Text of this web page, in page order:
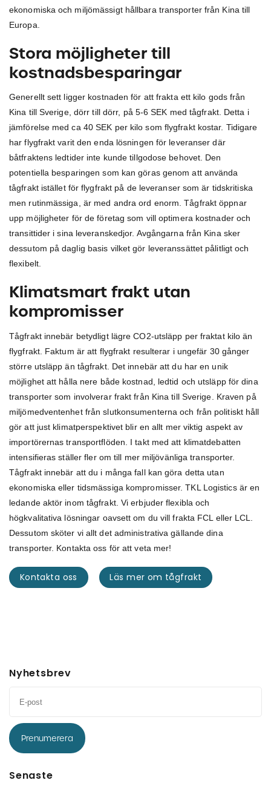
ekonomiska och miljömässigt hållbara transporter från Kina till
Europa.
Stora möjligheter till
kostnadsbesparingar
Generellt sett ligger kostnaden för att frakta ett kilo gods från
Kina till Sverige, dörr till dörr, på 5-6 SEK med tågfrakt. Detta i
jämförelse med ca 40 SEK per kilo som flygfrakt kostar. Tidigare
har flygfrakt varit den enda lösningen för leveranser där
båtfraktens ledtider inte kunde tillgodose behovet. Den
potentiella besparingen som kan göras genom att använda
tågfrakt istället för flygfrakt på de leveranser som är tidskritiska
men rutinmässiga, är med andra ord enorm. Tågfrakt öppnar
upp möjligheter för de företag som vill optimera kostnader och
transittider i sina leveranskedjor. Avgångarna från Kina sker
dessutom på daglig basis vilket gör leveranssättet pålitligt och
flexibelt.
Klimatsmart frakt utan
kompromisser
Tågfrakt innebär betydligt lägre CO2-utsläpp per fraktat kilo än
flygfrakt. Faktum är att flygfrakt resulterar i ungefär 30 gånger
större utsläpp än tågfrakt. Det innebär att du har en unik
möjlighet att hålla nere både kostnad, ledtid och utsläpp för dina
transporter som involverar frakt från Kina till Sverige. Kraven på
miljömedventenhet från slutkonsumenterna och från politiskt håll
gör att just klimatperspektivet blir en allt mer viktig aspekt av
importörernas transportflöden. I takt med att klimatdebatten
intensifieras ställer fler om till mer miljövänliga transporter.
Tågfrakt innebär att du i många fall kan göra detta utan
ekonomiska eller tidsmässiga kompromisser. TKL Logistics är en
ledande aktör inom tågfrakt. Vi erbjuder flexibla och
högkvalitativa lösningar oavsett om du vill frakta FCL eller LCL.
Dessutom sköter vi allt det administrativa gällande dina
transporter. Kontakta oss för att veta mer!
Kontakta oss Läs mer om tågfrakt
Nyhetsbrev
Prenumerera
Senaste